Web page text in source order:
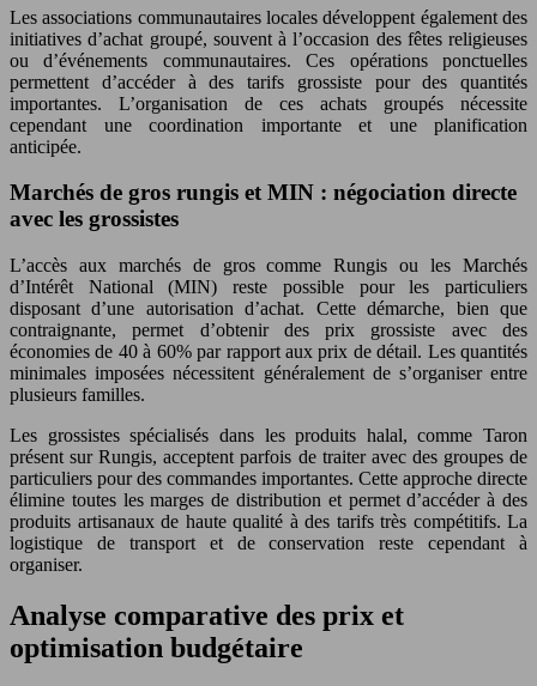
Les associations communautaires locales développent également des
initiatives d’achat groupé, souvent à l’occasion des fêtes religieuses
ou d’événements communautaires. Ces opérations ponctuelles
permettent d’accéder à des tarifs grossiste pour des quantités
importantes. L’organisation de ces achats groupés nécessite
cependant une coordination importante et une planification
anticipée.
Marchés de gros rungis et MIN : négociation directe
avec les grossistes
L’accès aux marchés de gros comme Rungis ou les Marchés
d’Intérêt National (MIN) reste possible pour les particuliers
disposant d’une autorisation d’achat. Cette démarche, bien que
contraignante, permet d’obtenir des prix grossiste avec des
économies de 40 à 60% par rapport aux prix de détail. Les quantités
minimales imposées nécessitent généralement de s’organiser entre
plusieurs familles.
Les grossistes spécialisés dans les produits halal, comme Taron
présent sur Rungis, acceptent parfois de traiter avec des groupes de
particuliers pour des commandes importantes. Cette approche directe
élimine toutes les marges de distribution et permet d’accéder à des
produits artisanaux de haute qualité à des tarifs très compétitifs. La
logistique de transport et de conservation reste cependant à
organiser.
Analyse comparative des prix et
optimisation budgétaire